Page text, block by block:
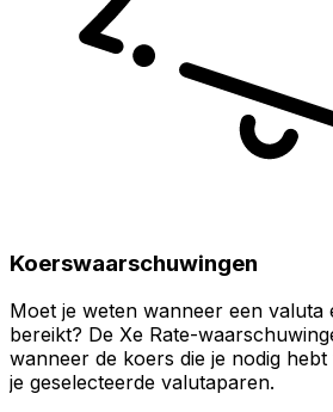
Koerswaarschuwingen
Moet je weten wanneer een valuta
bereikt? De Xe Rate-
wanneer de koers die je nodig
je geselecteerde valutaparen.